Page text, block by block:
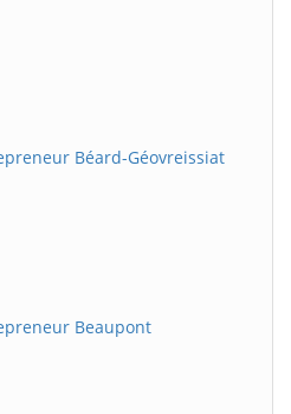
Béard-Géovreissiat
Beaupont